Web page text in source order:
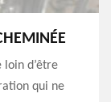
loin d’être
qui ne